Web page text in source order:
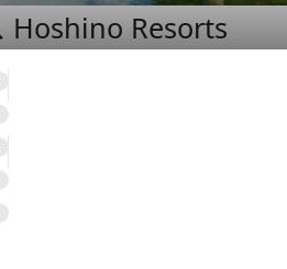
Hoshino Resorts